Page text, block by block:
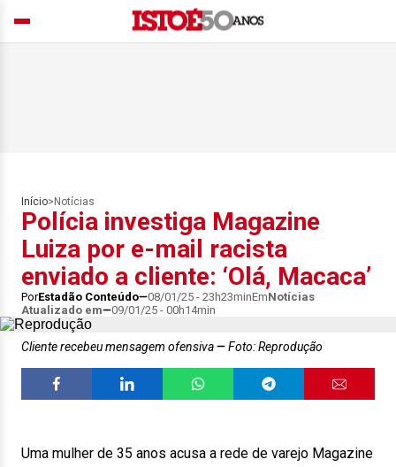
Início> Notícias
Polícia investiga Magazine
Luiza por e-mail racista
enviado a cliente: ‘Olá, Macaca’
PorEstadão Conteúdo 08/01/25 - 23h23minEmNotícias
Atualizado em
09/01/25 - 00h14min
Cliente recebeu mensagem ofensiva Foto: Reprodução
Uma mulher de 35 anos acusa a rede de varejo Magazine